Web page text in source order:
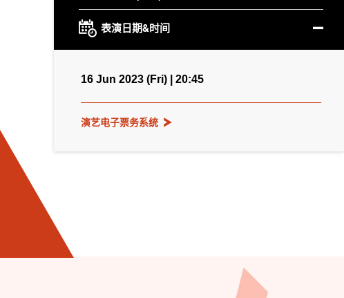
表演日期&时间
16 Jun 2023 (Fri) | 20:45
演艺电子票务系统